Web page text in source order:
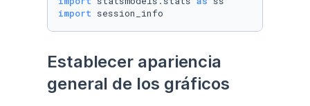
import session_info
Establecer apariencia
general de los gráficos